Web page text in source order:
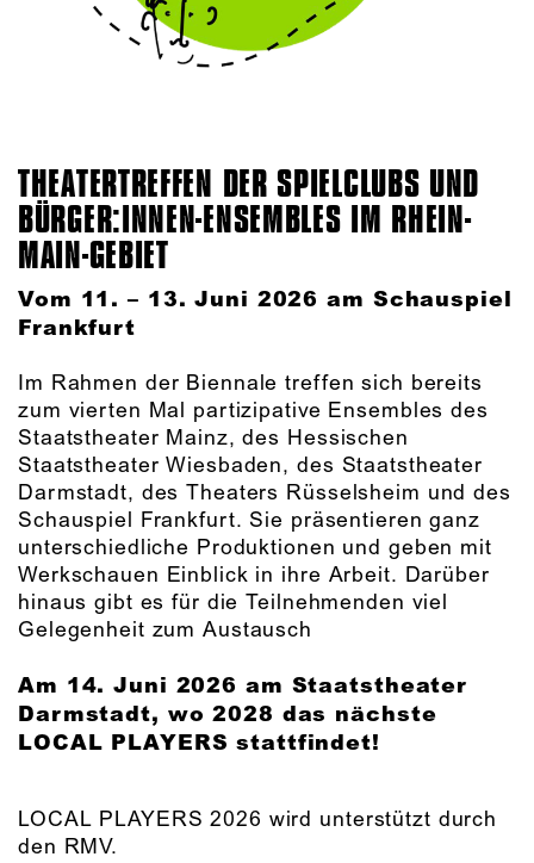
THEATERTREFFEN DER SPIELCLUBS UND
BÜRGER:INNEN-ENSEMBLES IM RHEIN-
MAIN-GEBIET
Vom 11. – 13. Juni 2026 am Schauspiel
Frankfurt
Im Rahmen der Biennale treffen sich bereits
zum vierten Mal partizipative Ensembles des
Staatstheater Mainz, des Hessischen
Staatstheater Wiesbaden, des Staatstheater
Darmstadt, des Theaters Rüsselsheim und des
Schauspiel Frankfurt. Sie präsentieren ganz
unterschiedliche Produktionen und geben mit
Werkschauen Einblick in ihre Arbeit. Darüber
hinaus gibt es für die Teilnehmenden viel
Gelegenheit zum Austausch
Am 14. Juni 2026 am Staatstheater
Darmstadt, wo 2028 das nächste
LOCAL PLAYERS stattfindet!
LOCAL PLAYERS 2026 wird unterstützt durch
den RMV.